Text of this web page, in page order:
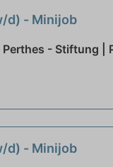
d) - Minijob
Perthes - Stiftung |
d) - Minijob